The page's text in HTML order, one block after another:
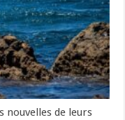
nouvelles de leurs